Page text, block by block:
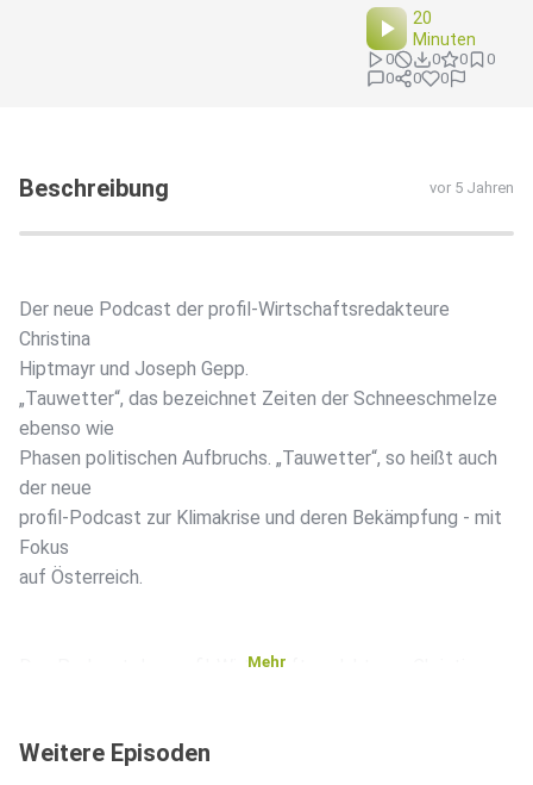
20
Minuten
0 0 0
0
0
0 0
Beschreibung vor 5 Jahren
Der neue Podcast der profil-Wirtschaftsredakteure
Christina
Hiptmayr und Joseph Gepp.
„Tauwetter“, das bezeichnet Zeiten der Schneeschmelze
ebenso wie
Phasen politischen Aufbruchs. „Tauwetter“, so heißt auch
der neue
profil-Podcast zur Klimakrise und deren Bekämpfung - mit
Fokus
auf Österreich.
Den Podcast der profil-Wirtschaftsredakteure Christina
auf
Mehr
Weitere Episoden